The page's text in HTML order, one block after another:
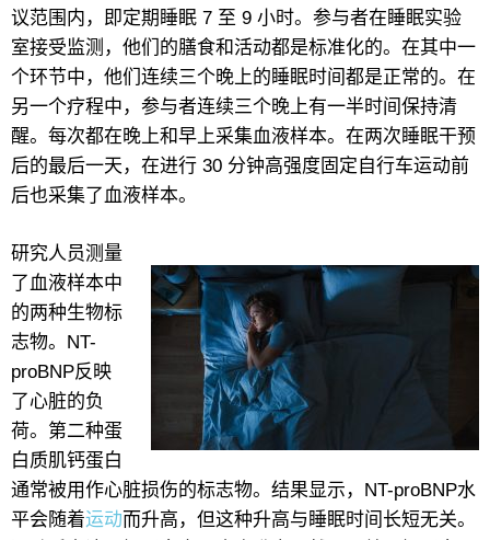
议范围内，即定期睡眠 7 至 9 小时。参与者在睡眠实验
室接受监测，他们的膳食和活动都是标准化的。在其中一
个环节中，他们连续三个晚上的睡眠时间都是正常的。在
另一个疗程中，参与者连续三个晚上有一半时间保持清
醒。每次都在晚上和早上采集血液样本。在两次睡眠干预
后的最后一天，在进行 30 分钟高强度固定自行车运动前
后也采集了血液样本。
研究人员测量
了血液样本中
的两种生物标
志物。NT-
proBNP反映
了心脏的负
荷。第二种蛋
白质肌钙蛋白
通常被用作心脏损伤的标志物。结果显示，NT-proBNP水
平会随着运动而升高，但这种升高与睡眠时间长短无关。